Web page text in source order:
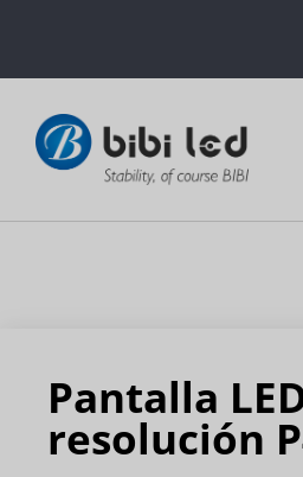
Pantalla
resolución